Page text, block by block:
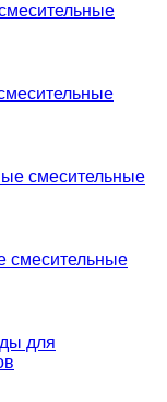
смесительные
смесительные
для